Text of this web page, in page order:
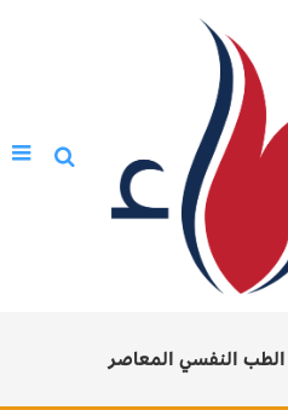
الطب النفسي المعاصر